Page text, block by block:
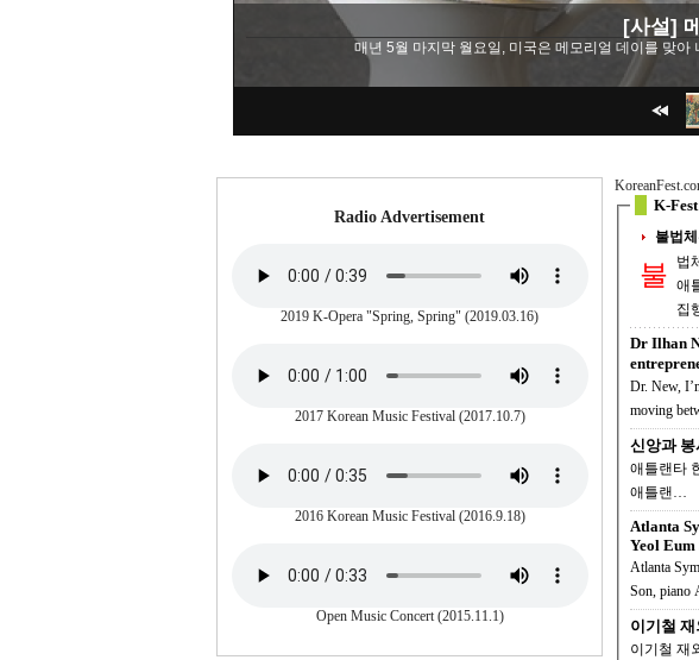
미중
2025년 현재, 미중 무역 전쟁은 단순한 경제 갈등을 넘어
Radio Advertisement
2019 K-Opera "Spring, Spring" (2019.03.16)
2017 Korean Music Festival (2017.10.7)
2016 Korean Music Festival (2016.9.18)
Open Music Concert (2015.11.1)
K-
불법
불
법
애틀랜타
집
Dr Ilhan
Dr. New,
moving
신앙과 봉
애틀랜타 한인사회의 존경받는 인물이자 사업가로 잘 알려진 전
애틀랜…
Atlanta
Yeol Eum
Atlanta
이기철
이기철 재외